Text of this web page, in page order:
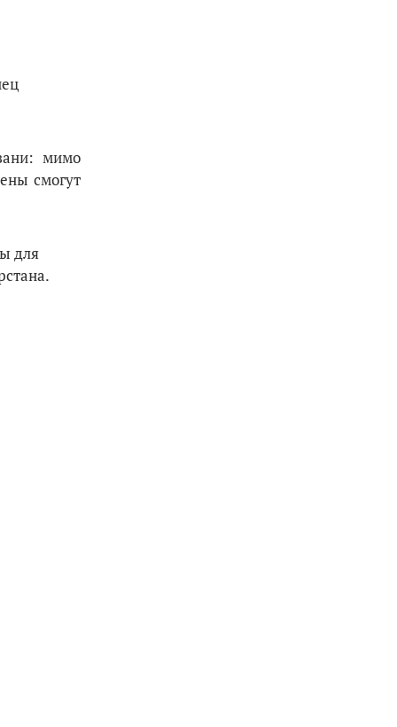
мимо
смогут
для